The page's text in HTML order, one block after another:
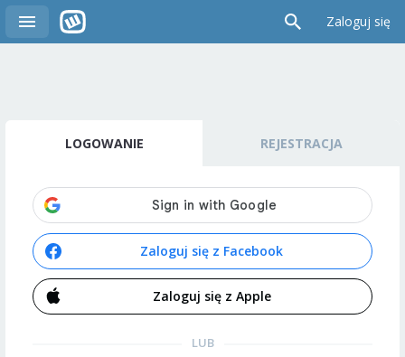
Zaloguj się
LOGOWANIE REJESTRACJA
Zaloguj się z Facebook
Zaloguj się z Apple
LUB